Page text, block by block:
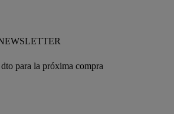
dto para la próxima compra